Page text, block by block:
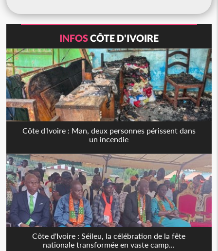
INFOSCÔTE D'IVOIRE
Côte d'Ivoire : Man, deux personnes périssent dans
un incendie
Côte d'Ivoire : Séileu, la célébration de la fête
nationale transformée en vaste camp...